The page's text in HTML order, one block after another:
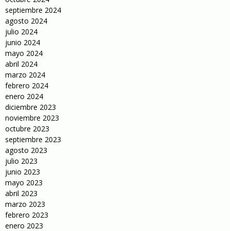
septiembre 2024
agosto 2024
julio 2024
junio 2024
mayo 2024
abril 2024
marzo 2024
febrero 2024
enero 2024
diciembre 2023
noviembre 2023
octubre 2023
septiembre 2023
agosto 2023
julio 2023
junio 2023
mayo 2023
abril 2023
marzo 2023
febrero 2023
enero 2023